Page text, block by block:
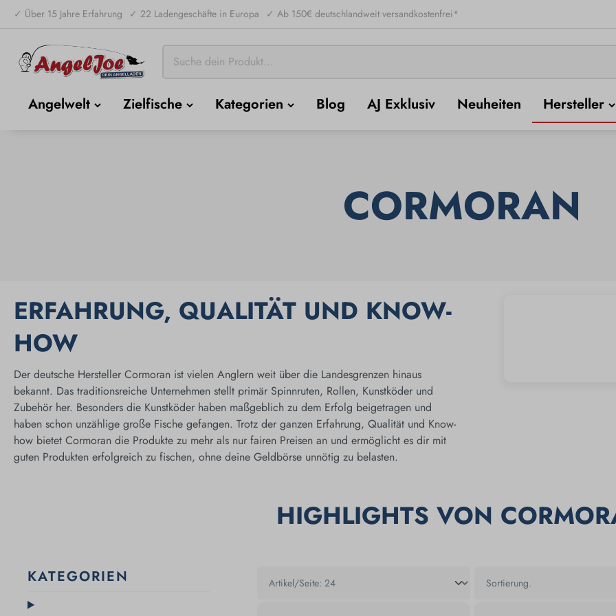
✓ Über 15 Jahre Erfahrung ✓ 22 Ladengeschäfte in Europa ✓ Ab 150€ deutschlandweit versandkostenfrei*
Angelwelt Zielfische Kategorien Blog AJ Exklusiv Neuheiten Hersteller
CORMORAN
ERFAHRUNG, QUALITÄT UND KNOW-
HOW
Der deutsche Hersteller Cormoran ist vielen Anglern weit über die Landesgrenzen hinaus
bekannt. Das traditionsreiche Unternehmen stellt primär Spinnruten, Rollen, Kunstköder und
Zubehör her. Besonders die Kunstköder haben maßgeblich zu dem Erfolg beigetragen und
haben schon unzählige große Fische gefangen. Trotz der ganzen Erfahrung, Qualität und Know-
how bietet Cormoran die Produkte zu mehr als nur fairen Preisen an und ermöglicht es dir mit
guten Produkten erfolgreich zu fischen, ohne deine Geldbörse unnötig zu belasten.
HIGHLIGHTS VON
KATEGORIEN